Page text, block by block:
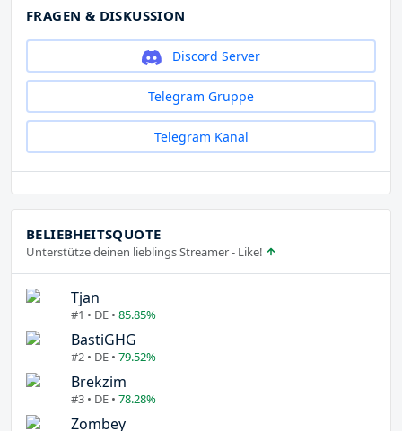
FRAGEN & DISKUSSION
Discord Server
Telegram Gruppe
Telegram Kanal
BELIEBHEITSQUOTE
Unterstütze deinen lieblings Streamer - Like!
Tjan
#1 • DE • 85.85%
BastiGHG
#2 • DE • 79.52%
Brekzim
#3 • DE • 78.28%
Zombey